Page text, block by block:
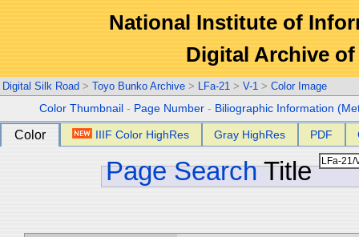
National Institute of
Digital Archive
Digital Silk Road > Toyo Bunko Archive > LFa-21 > V-1 > Color Image
Color Thumbnail - Page Number - Biliographic Information
Color IIIF Color HighRes Gray HighRes PDF
Page Search Title